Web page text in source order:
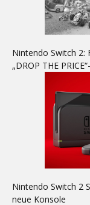
Nintendo Switch 2:
„DROP THE
Nintendo Switch 2
neue Konsole